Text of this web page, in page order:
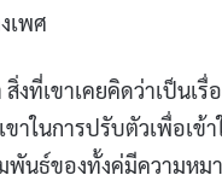
เพศ
สิ่งที่เขาเคยคิดว่าเป็น
าในการปรับตัวเพื่อเ
นธ์ของทั้งคู่มีความหม